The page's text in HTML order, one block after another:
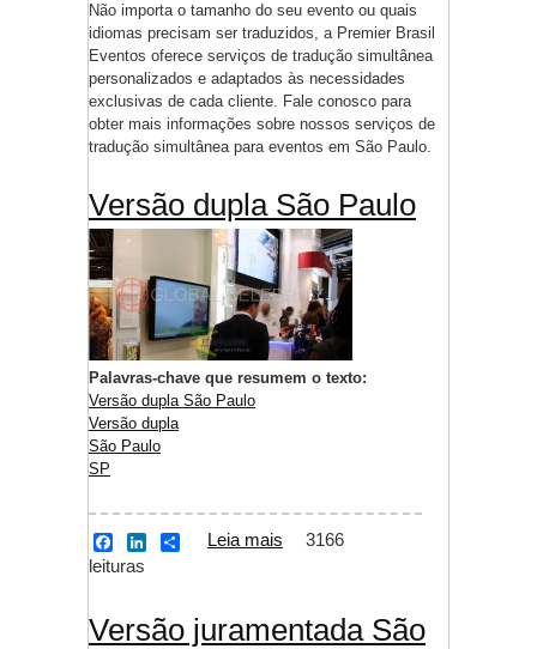
Não importa o tamanho do seu evento ou quais
idiomas precisam ser traduzidos, a Premier Brasil
Eventos oferece serviços de tradução simultânea
personalizados e adaptados às necessidades
exclusivas de cada cliente. Fale conosco para
obter mais informações sobre nossos serviços de
tradução simultânea para eventos em São Paulo.
Versão dupla São Paulo
Palavras-chave que resumem o texto:
Versão dupla São Paulo
Versão dupla
São Paulo
SP
a
c
o
e
d
Leia mais sobre Versão dupla
3166
leituras
Versão juramentada São